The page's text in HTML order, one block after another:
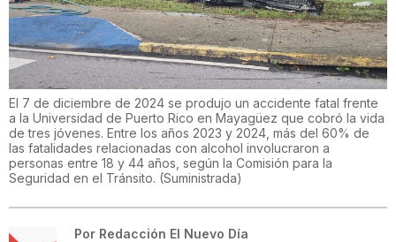
El 7 de diciembre de 2024 se produjo un accidente fatal frente
a la Universidad de Puerto Rico en Mayagüez que cobró la vida
de tres jóvenes. Entre los años 2023 y 2024, más del 60% de
las fatalidades relacionadas con alcohol involucraron a
personas entre 18 y 44 años, según la Comisión para la
Seguridad en el Tránsito. (Suministrada)
Por Redacción El Nuevo Día